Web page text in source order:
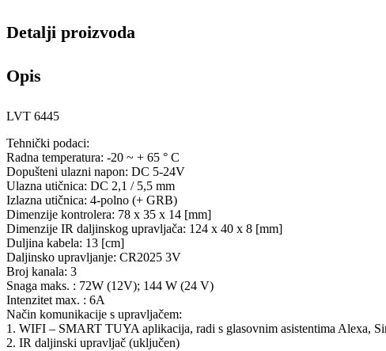
Detalji proizvoda
Opis
LVT 6445
Tehnički podaci:
Radna temperatura: -20 ~ + 65 ° C
Dopušteni ulazni napon: DC 5-24V
Ulazna utičnica: DC 2,1 / 5,5 mm
Izlazna utičnica: 4-polno (+ GRB)
Dimenzije kontrolera: 78 x 35 x 14 [mm]
Dimenzije IR daljinskog upravljača: 124 x 40 x 8 [mm]
Duljina kabela: 13 [cm]
Daljinsko upravljanje: CR2025 3V
Broj kanala: 3
Snaga maks. : 72W (12V); 144 W (24 V)
Intenzitet max. : 6A
Način komunikacije s upravljačem:
1. WIFI – SMART TUYA aplikacija, radi s glasovnim asistentima Alexa,
2. IR daljinski upravljač (uključen)